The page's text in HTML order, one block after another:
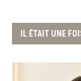
IL ÉTAIT UNE